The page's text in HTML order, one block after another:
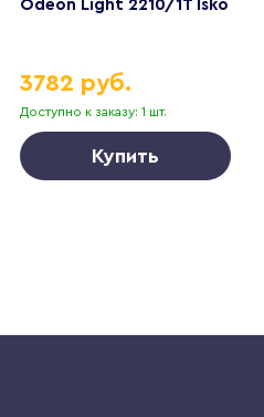
Odeon Light 2210/1T Isko
Доступно к заказу: 1 шт.
3782 руб.
Купить